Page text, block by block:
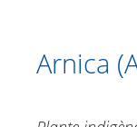
Arnica